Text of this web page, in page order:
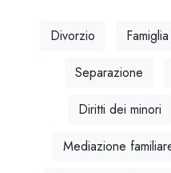
Divorzio Famiglia
Separazione
Diritti dei minori
Mediazione